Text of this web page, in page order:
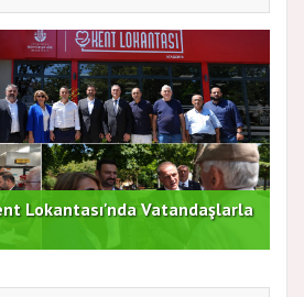
"Büyük Ataşehir